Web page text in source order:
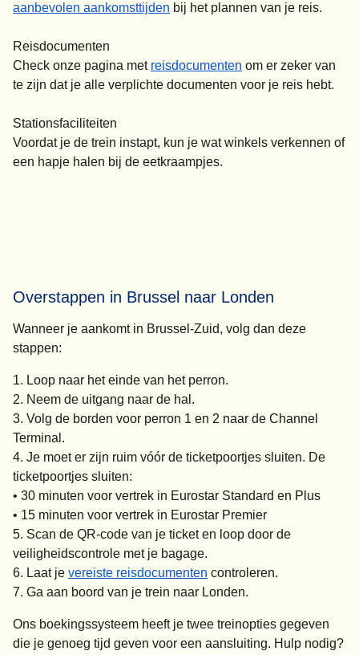
aanbevolen aankomsttijden bij het plannen van je reis.
Reisdocumenten
Check onze pagina met reisdocumenten om er zeker van
te zijn dat je alle verplichte documenten voor je reis hebt.
Stationsfaciliteiten
Voordat je de trein instapt, kun je wat winkels verkennen of
een hapje halen bij de eetkraampjes.
Overstappen in Brussel naar Londen
Wanneer je aankomt in Brussel-Zuid, volg dan deze
stappen:
Loop naar het einde van het perron.
Neem de uitgang naar de hal.
Volg de borden voor perron 1 en 2 naar de Channel
Terminal.
Je moet er zijn ruim vóór de ticketpoortjes sluiten. De
ticketpoortjes sluiten:
• 30 minuten voor vertrek in Eurostar Standard en Plus
• 15 minuten voor vertrek in Eurostar Premier
Scan de QR-code van je ticket en loop door de
veiligheidscontrole met je bagage.
Laat je vereiste reisdocumenten controleren.
Ga aan boord van je trein naar Londen.
Ons boekingssysteem heeft je twee treinopties gegeven
die je genoeg tijd geven voor een aansluiting. Hulp nodig?